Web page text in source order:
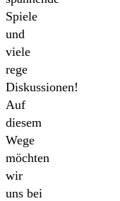
Spiele
und
viele
rege
Diskussionen!
Auf
diesem
Wege
möchten
wir
uns bei